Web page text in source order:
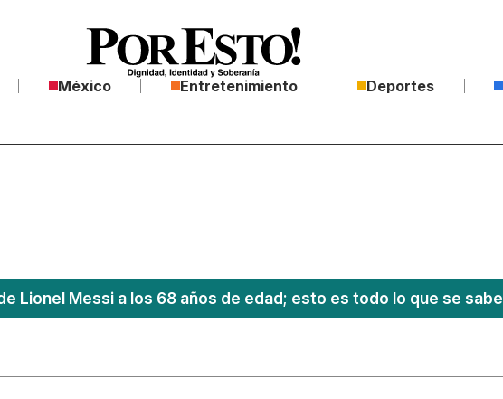
México Entretenimiento Deportes
Lionel Messi a los 68 años de edad; esto es todo lo que se sabe